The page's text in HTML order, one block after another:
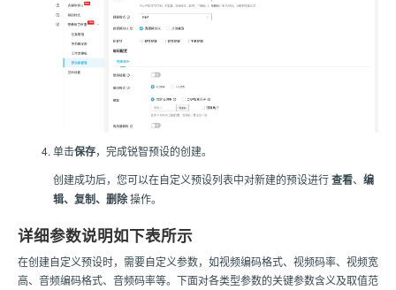
单击保存，完成锐智预设的创建。
创建成功后，您可以在自定义预设列表中对新建的预设进行查看、 编
辑、复制、删除操作。
详细参数说明如下表所示
在创建自定义预设时，需要自定义参数，如视频编码格式、视频码率、视频宽
高、音频编码格式、音频码率等。下面对各类型参数的关键参数含义及取值范